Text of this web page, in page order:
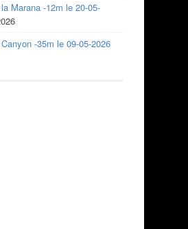
Marana -12m le 20-05-
-35m le 09-05-2026